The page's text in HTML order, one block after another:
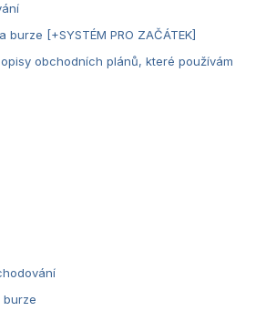
[+SYSTÉM PRO ZAČÁTEK]
obchodních plánů, které používám
burze